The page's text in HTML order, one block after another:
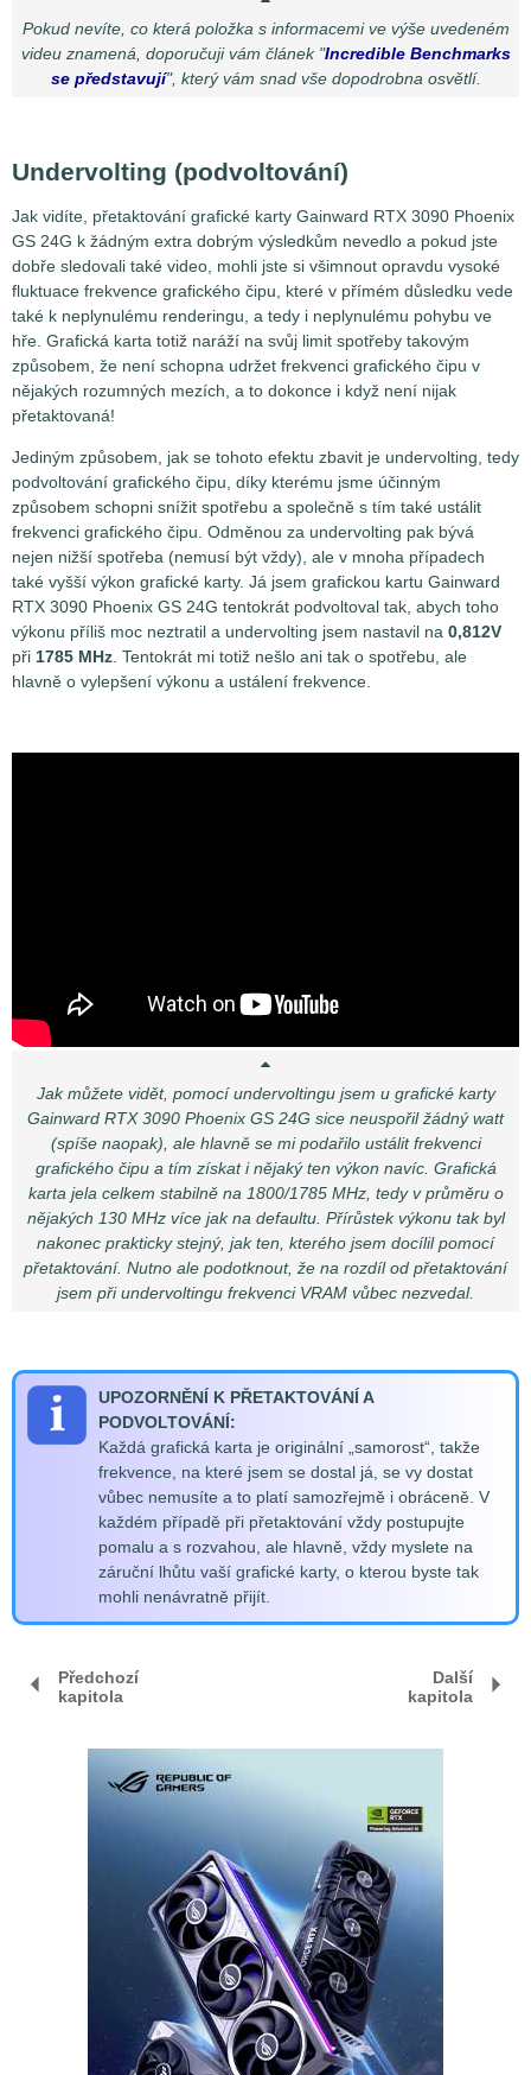
Pokud nevíte, co která položka s informacemi ve výše uvedeném
videu znamená, doporučuji vám článek "Incredible Benchmarks
se představují", který vám snad vše dopodrobna osvětlí.
Undervolting (podvoltování)
Jak vidíte, přetaktování grafické karty Gainward RTX 3090 Phoenix
GS 24G k žádným extra dobrým výsledkům nevedlo a pokud jste
dobře sledovali také video, mohli jste si všimnout opravdu vysoké
fluktuace frekvence grafického čipu, které v přímém důsledku vede
také k neplynulému renderingu, a tedy i neplynulému pohybu ve
hře. Grafická karta totiž naráží na svůj limit spotřeby takovým
způsobem, že není schopna udržet frekvenci grafického čipu v
nějakých rozumných mezích, a to dokonce i když není nijak
přetaktovaná!
Jediným způsobem, jak se tohoto efektu zbavit je undervolting, tedy
podvoltování grafického čipu, díky kterému jsme účinným
způsobem schopni snížit spotřebu a společně s tím také ustálit
frekvenci grafického čipu. Odměnou za undervolting pak bývá
nejen nižší spotřeba (nemusí být vždy), ale v mnoha případech
také vyšší výkon grafické karty. Já jsem grafickou kartu Gainward
RTX 3090 Phoenix GS 24G tentokrát podvoltoval tak, abych toho
výkonu příliš moc neztratil a undervolting jsem nastavil na 0,812V
při 1785 MHz. Tentokrát mi totiž nešlo ani tak o spotřebu, ale
hlavně o vylepšení výkonu a ustálení frekvence.
Jak můžete vidět, pomocí undervoltingu jsem u grafické karty
Gainward RTX 3090 Phoenix GS 24G sice neuspořil žádný watt
(spíše naopak), ale hlavně se mi podařilo ustálit frekvenci
grafického čipu a tím získat i nějaký ten výkon navíc. Grafická
karta jela celkem stabilně na 1800/1785 MHz, tedy v průměru o
nějakých 130 MHz více jak na defaultu. Přírůstek výkonu tak byl
nakonec prakticky stejný, jak ten, kterého jsem docílil pomocí
přetaktování. Nutno ale podotknout, že na rozdíl od přetaktování
jsem při undervoltingu frekvenci VRAM vůbec nezvedal.
UPOZORNĚNÍ K PŘETAKTOVÁNÍ A
PODVOLTOVÁNÍ:
Každá grafická karta je originální „samorost“, takže
frekvence, na které jsem se dostal já, se vy dostat
vůbec nemusíte a to platí samozřejmě i obráceně. V
každém případě při přetaktování vždy postupujte
pomalu a s rozvahou, ale hlavně, vždy myslete na
záruční lhůtu vaší grafické karty, o kterou byste tak
mohli nenávratně přijít.
Předchozí
kapitola
Další
kapitola